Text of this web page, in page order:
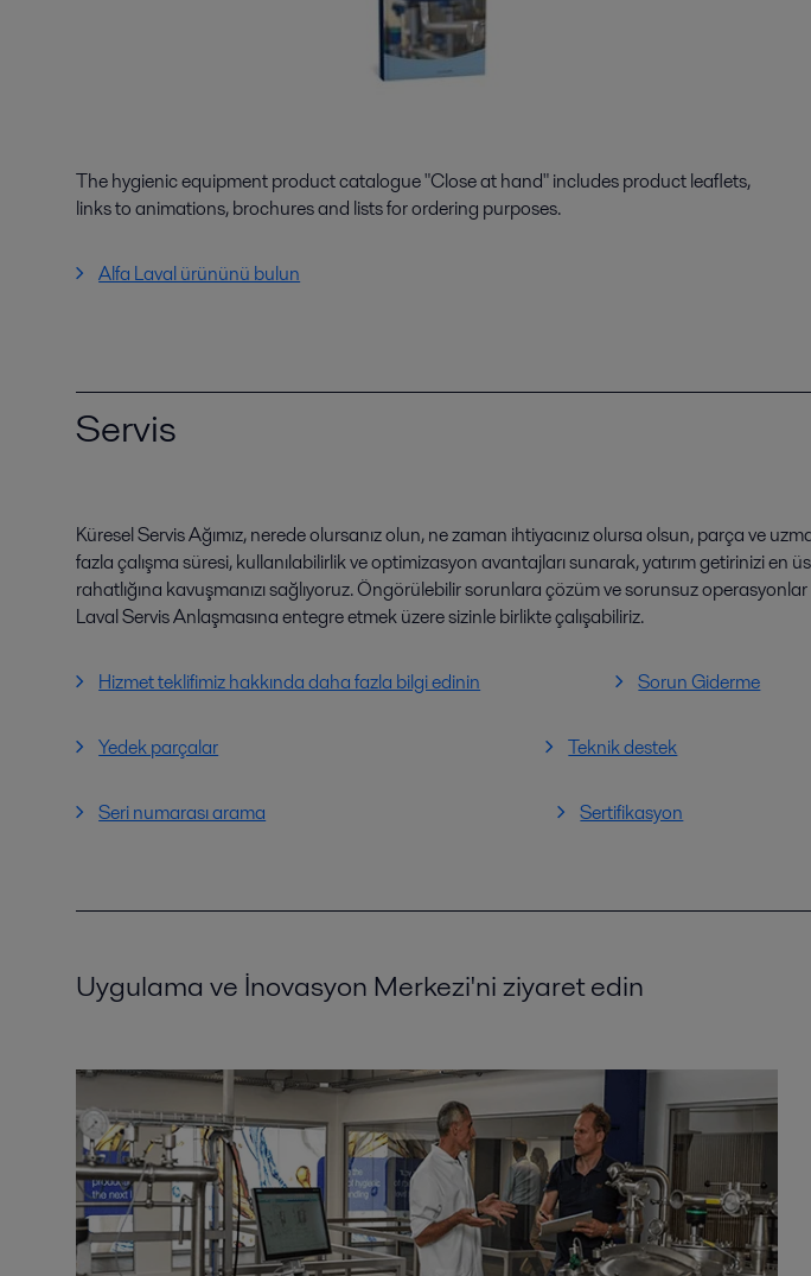
The hygienic equipment product catalogue "Close at hand" includes product leaflets,
links to animations, brochures and lists for ordering purposes.
Alfa Laval ürününü bulun
Servis
Küresel Servis Ağımız, nerede olursanız olun, ne zaman ihtiyacınız olursa olsun, parça ve
fazla çalışma süresi, kullanılabilirlik ve optimizasyon avantajları sunarak, yatırım getirinizi en
rahatlığına kavuşmanızı sağlıyoruz. Öngörülebilir sorunlara çözüm ve sorunsuz
Laval Servis Anlaşmasına entegre etmek üzere sizinle birlikte çalışabiliriz.
Hizmet teklifimiz hakkında daha fazla bilgi edinin Sorun Giderme
Yedek parçalar Teknik destek
Seri numarası arama Sertifikasyon
Uygulama ve İnovasyon Merkezi'ni ziyaret edin